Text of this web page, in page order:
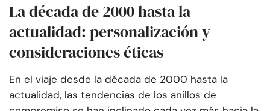
La década de 2000 hasta la
actualidad: personalización y
consideraciones éticas
En el viaje desde la década de 2000 hasta la
actualidad, las tendencias de los anillos de